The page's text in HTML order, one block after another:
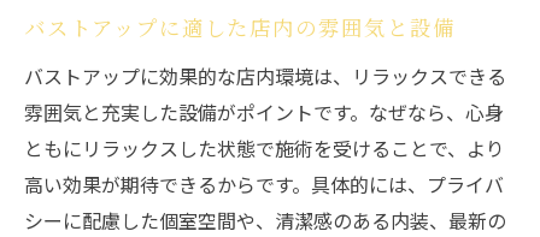
バストアップに適した店内の雰囲気と設備
バストアップに効果的な店内環境は、リラックスできる
雰囲気と充実した設備がポイントです。なぜなら、心身
ともにリラックスした状態で施術を受けることで、より
高い効果が期待できるからです。具体的には、プライバ
シーに配慮した個室空間や、清潔感のある内装、最新の